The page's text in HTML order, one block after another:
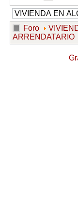
Foro
ARRENDATARIO